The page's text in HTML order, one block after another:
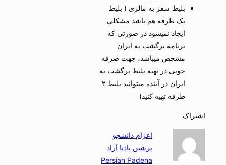
بلیط سفر به مالزی ( بلیط
یک طرفه هم باشد مشکلی
ایجاد نمیشود در صورتی که
برنامه برگشت به ایران
مشخص میباشد، جهت صرفه
جویی در تهیه بلیط برگشت به
ایران در آینده میتوانید بلیط ۲
طرفه تهیه کنید)
اشتراک
اعزام دانشجو
پرشین پادنا آراد
Persian Padena